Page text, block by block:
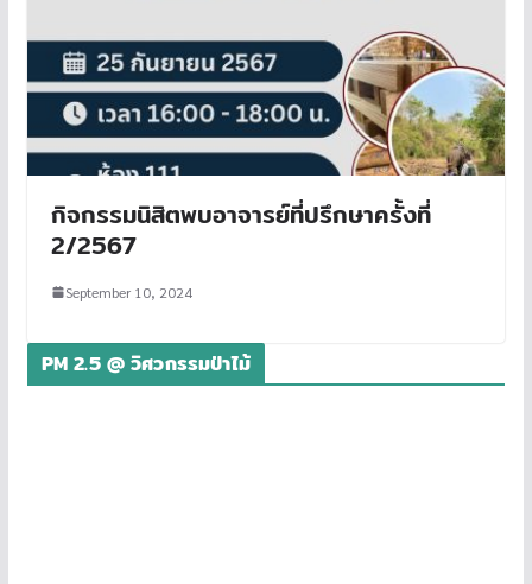
กิจกรรมนิสิตพบอาจารย์ที่ปรึกษาครั้งที่
2/2567
September 10, 2024
PM 2.5 @ วิศวกรรมป่าไม้